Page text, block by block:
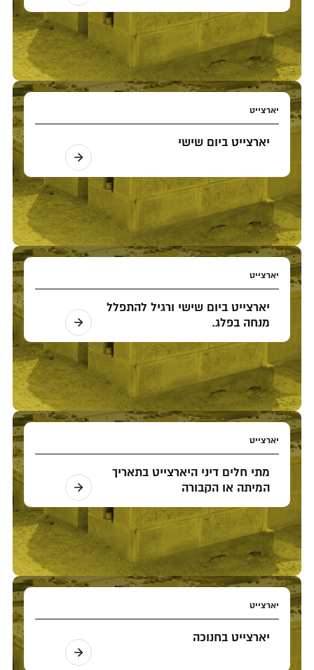
יארצייט
יארצייט ביום שישי
יארצייט
יארצייט ביום שישי ורגיל להתפלל
מנחה בפלג.
יארצייט
מתי חלים דיני היארצייט בתאריך
המיתה או הקבורה
יארצייט
יארצייט בחנוכה